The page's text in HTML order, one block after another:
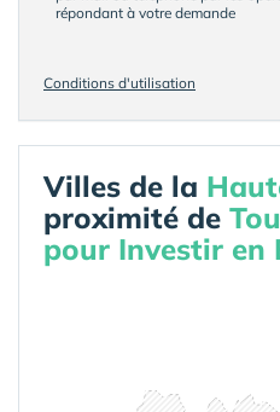
répondant à votre demande
Conditions d'utilisation
Villes de la
proximité de
pour Investir en